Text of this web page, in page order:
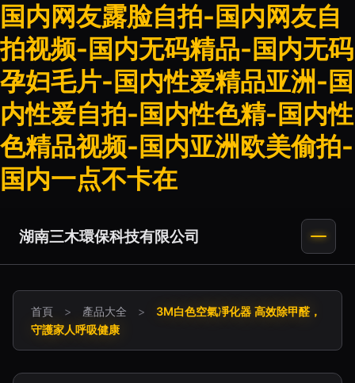
国内网友露脸自拍-国内网友自
拍视频-国内无码精品-国内无码
孕妇毛片-国内性爱精品亚洲-国
内性爱自拍-国内性色精-国内性
色精品视频-国内亚洲欧美偷拍-
国内一点不卡在
湖南三木環保科技有限公司
首頁 > 產品大全 >
3M白色空氣凈化器 高效除甲醛，
守護家人呼吸健康